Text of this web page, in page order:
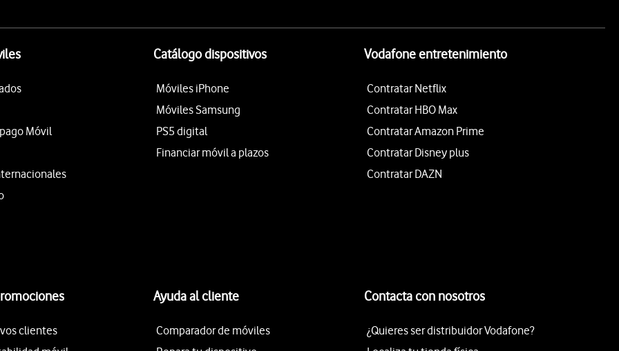
Móvil
Catálogo dispositivos
Móviles iPhone
Móviles Samsung
PS5 digital
Financiar móvil a plazos
Vodafone entretenimiento
Contratar Netflix
Contratar HBO Max
Contratar Amazon Prime
Contratar Disney plus
Contratar DAZN
clientes
Ayuda al cliente
Comparador de móviles
Contacta con nosotros
¿Quieres ser distribuidor Vodafone?